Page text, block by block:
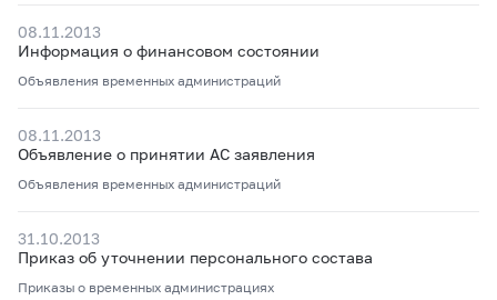
08.11.2013
Информация о финансовом состоянии
Объявления временных администраций
08.11.2013
Объявление о принятии АС заявления
Объявления временных администраций
31.10.2013
Приказ об уточнении персонального состава
Приказы о временных администрациях